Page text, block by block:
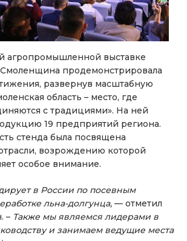
агропромышленной выставке
Смоленщина продемонстрировала
развернув масштабную
область – место, где
с традициями». На ней
19 предприятий региона.
стенда была посвящена
возрождению которой
особое внимание.
в России по посевным
льна-долгунца, — отметил
– Также мы являемся лидерами в
и занимаем ведущие места